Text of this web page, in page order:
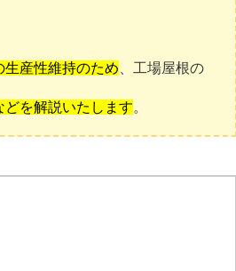
産性維持のため 、工場屋根の
を解説いたします。